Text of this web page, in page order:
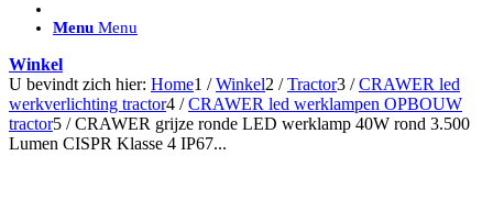
ACCESSOIRES/ AANSLUITMATERIAAL
Can-bus interface
Accessoires Lazer
Kabelboom & Adapters
Installatiemateriaal
Connectoren
Menu Menu
Winkel
U bevindt zich hier: Home1 / Winkel2 / Tractor3 / CRAWER led
werkverlichting tractor4 / CRAWER led werklampen OPBOUW
tractor5 / CRAWER grijze ronde LED werklamp 40W rond 3.500
Lumen CISPR Klasse 4 IP67...